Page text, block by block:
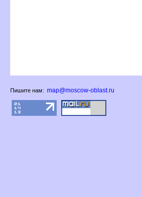
Пишите нам: map@moscow-oblast.ru